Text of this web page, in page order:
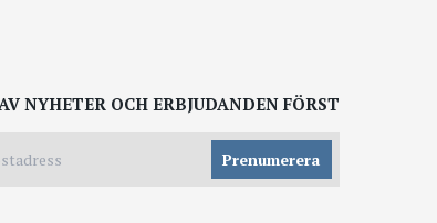
NYHETER OCH ERBJUDANDEN FÖRST
Prenumerera